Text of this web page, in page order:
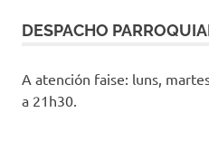
DESPACHO
A atención faise: luns,
a 21h30.